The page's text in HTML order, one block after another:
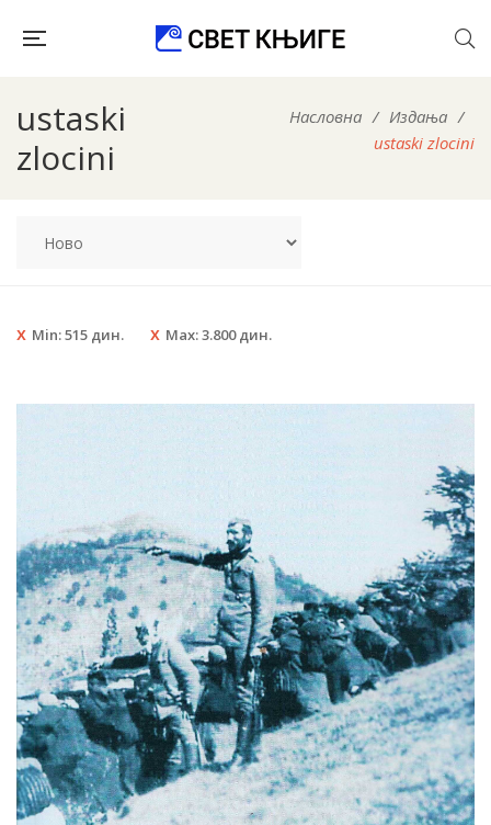
ustaski
zlocini
Насловна / Издања /
ustaski zlocini
Min:515 дин. Max:3.800дин.